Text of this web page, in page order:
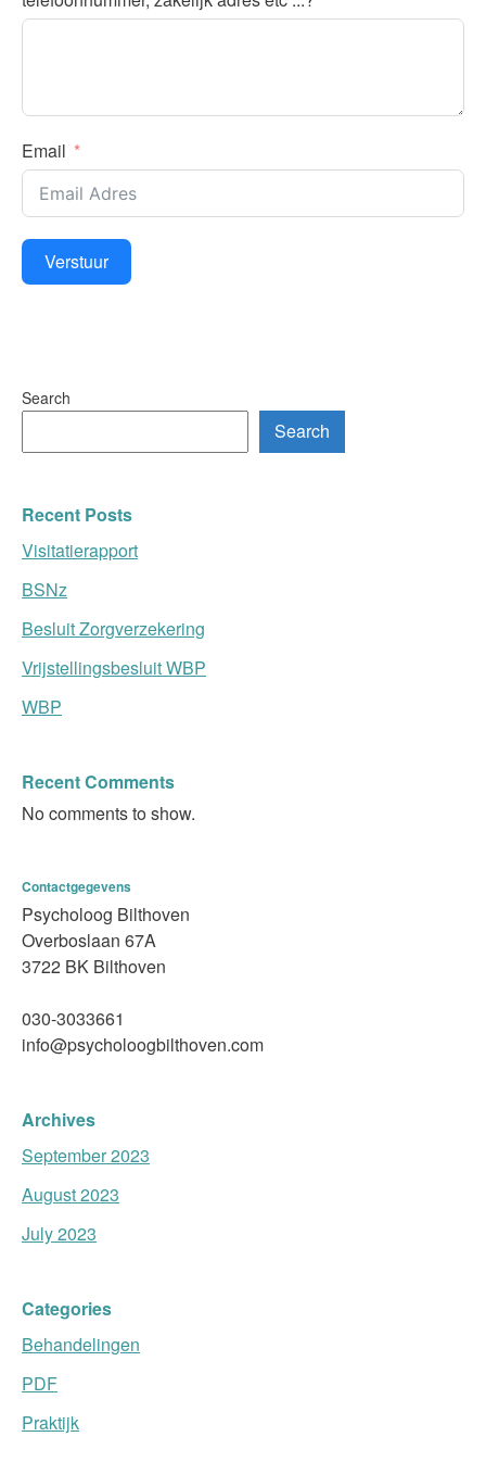
Email
Verstuur
Search
Search
Recent Posts
Visitatierapport
BSNz
Besluit Zorgverzekering
Vrijstellingsbesluit WBP
WBP
Recent Comments
No comments to show.
Contactgegevens
Psycholoog Bilthoven
Overboslaan 67A
3722 BK Bilthoven
030-3033661
info@psycholoogbilthoven.com
Archives
September 2023
August 2023
July 2023
Categories
Behandelingen
PDF
Praktijk